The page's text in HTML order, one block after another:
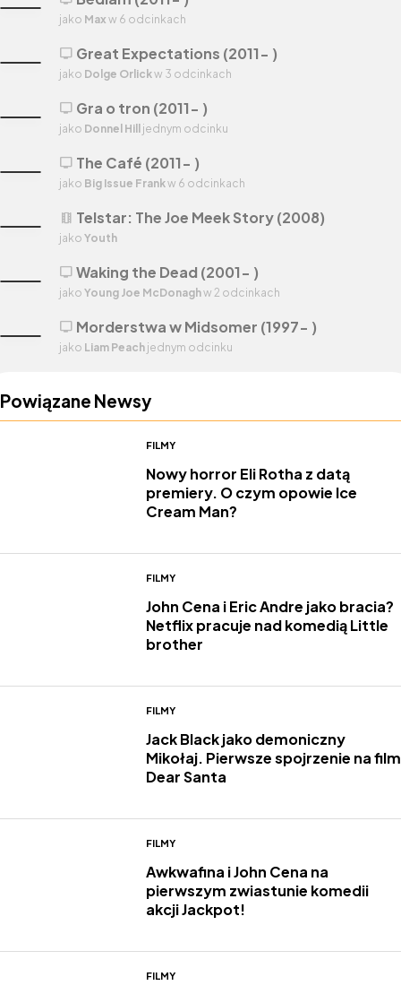
theaters Telstar: The Joe Meek Story (2008)
jako Youth
jako Max w 6 odcinkach
tv Morderstwa w Midsomer (1997- )
jako Liam Peach jednym odcinku
tv Waking the Dead (2001- )
jako Young Joe McDonaghw 2 odcinkach
tv Great Expectations (2011- )
jako Dolge Orlickw 3 odcinkach
tv Gra o tron (2011- )
jako Donnel Hill jednym odcinku
tv The Café (2011- )
jako Big Issue Frankw 6 odcinkach
Powiązane Newsy
FILMY
Nowy horror Eli Rotha z datą
premiery. O czym opowie Ice
Cream Man?
FILMY
John Cena i Eric Andre jako bracia?
Netflix pracuje nad komedią Little
brother
FILMY
Jack Black jako demoniczny
Mikołaj. Pierwsze spojrzenie na film
Dear Santa
FILMY
Awkwafina i John Cena na
pierwszym zwiastunie komedii
akcji Jackpot!
FILMY